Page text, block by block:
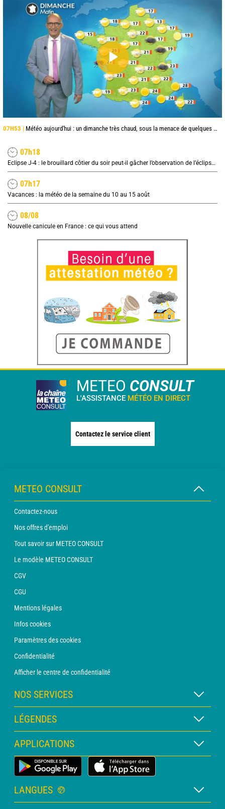
07H53 | Météo aujourd'hui : un dimanche très chaud, sous la menace de quelques orages
07h18
Eclipse J-4 : le brouillard côtier du soir peut-il gâcher l’observation de l’éclipse à la plage ?
07h17
Vacances : la météo de la semaine du 10 au 15 août
08/08
Nouvelle canicule en France : ce qui vous attend
METEO CONSULT
L'ASSISTANCE MÉTÉO EN DIRECT
Contactez le service client
METEO CONSULT
Contactez-nous
Nos offres d'emploi
Tout savoir sur METEO CONSULT
Le modèle METEO CONSULT
CGV
CGU
Mentions légales
Infos cookies
Paramètres des cookies
Confidentialité
Afficher le centre de confidentialité
NOS SERVICES
Abonnement METEO Xpert
Abonnement METEO PRO
Consultation avec un prévisionniste
Bulletin PRO
LÉGENDES
Légende des cartes
Légende des pictogrammes
Glossaire
APPLICATIONS
Application Météo Terrestre
LANGUES